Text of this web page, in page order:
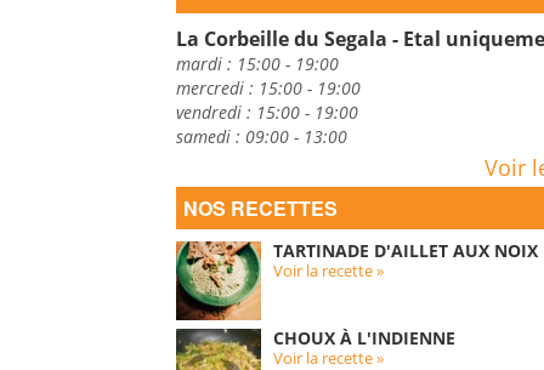
La Corbeille du Segala - Etal
mardi : 15:00 - 19:00
mercredi : 15:00 - 19:00
vendredi : 15:00 - 19:00
samedi : 09:00 - 13:00
Voir
NOS RECETTES
TARTINADE D'AILLET AUX NOIX
Voir la recette »
CHOUX À L'INDIENNE
Voir la recette »